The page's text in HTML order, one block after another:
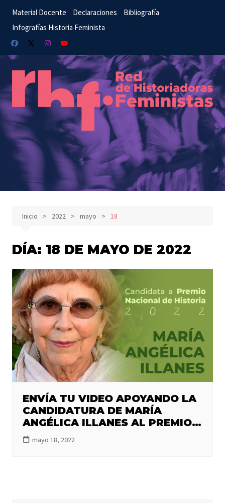
contenido
Material Docente Declaraciones
Bibliografía
Infografías Historia Feminista
Inicio 2022 mayo 18
DÍA: 18 DE MAYO DE 2022
ENVÍA TU VIDEO APOYANDO LA
CANDIDATURA DE MARÍA
ANGÉLICA ILLANES AL PREMIO
NACIONAL DE HISTORIA 2022
mayo 18, 2022